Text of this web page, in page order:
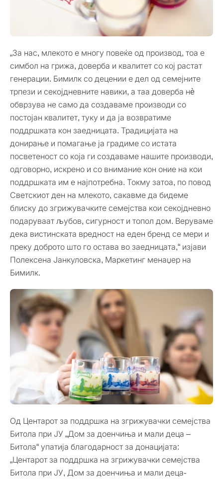
„За нас, млекото е многу повеќе од производ, тоа е
симбол на грижа, доверба и квалитет со кој растат
генерации. Бимилк со децении е дел од семејните
трпези и секојдневните навики, а таа доверба нè
обврзува не само да создаваме производи со
постојан квалитет, туку и да ја возвратиме
поддршката кон заедницата. Традицијата на
донирање и помагање ја градиме со истата
посветеност со која ги создаваме нашите производи,
одговорно, искрено и со внимание кон оние на кои
поддршката им е најпотребна. Токму затоа, по повод
Светскиот ден на млекото, сакавме да бидеме
блиску до згрижувачките семејства кои секојдневно
подаруваат љубов, сигурност и топол дом. Веруваме
дека вистинската вредност на еден бренд се мери и
преку доброто што го остава во заедницата,“ изјави
Полексена Јанкуловска, Маркетинг менаџер на
Бимилк.
Од Центарот за поддршка на згрижувачки семејства
Битола при ЈУ „Дом за доенчиња и мали деца –
Битола“ упатија благодарност за донацијата:
„Центарот за поддршка на згрижувачки семејства
Битола при ЈУ, Дом за доенчиња и мали деца-